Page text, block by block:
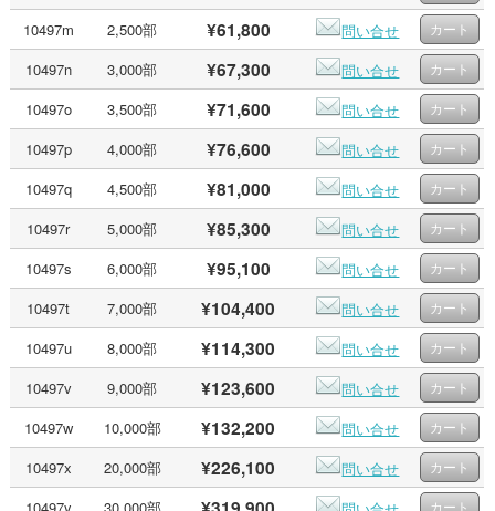
10497m
2,500部 ¥61,800
問い合せ
10497n
3,000部 ¥67,300
問い合せ
10497o
3,500部 ¥71,600
問い合せ
10497p
4,000部 ¥76,600
問い合せ
10497q
4,500部 ¥81,000
問い合せ
10497r
5,000部 ¥85,300
問い合せ
10497s
6,000部 ¥95,100
問い合せ
10497t
7,000部 ¥104,400
問い合せ
10497u
8,000部 ¥114,300
問い合せ
10497v
9,000部 ¥123,600
問い合せ
10497w
10,000部 ¥132,200
問い合せ
10497x
20,000部 ¥226,100
問い合せ